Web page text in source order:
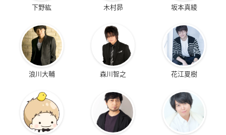
下野紘 木村昴 坂本真綾
浪川大輔 森川智之 花江夏樹